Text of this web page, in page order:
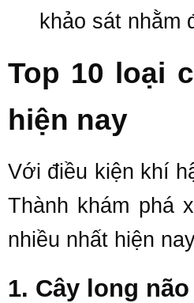
khảo sát nhằm
Top 10 loại
hiện nay
Với điều kiện khí
Thành khám phá
nhiều nhất hiện
1. Cây long não